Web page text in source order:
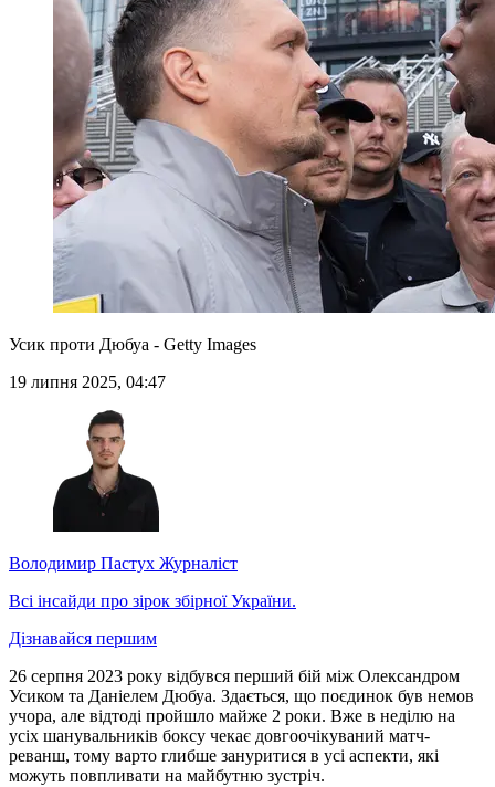
Усик проти Дюбуа - Getty Images
19 липня 2025, 04:47
Володимир Пастух Журналіст
Всі інсайди про зірок збірної України.
Дізнавайся першим
26 серпня 2023 року відбувся перший бій між Олександром
Усиком та Даніелем Дюбуа. Здається, що поєдинок був немов
учора, але відтоді пройшло майже 2 роки. Вже в неділю на
усіх шанувальників боксу чекає довгоочікуваний матч-
реванш, тому варто глибше зануритися в усі аспекти, які
можуть повпливати на майбутню зустріч.